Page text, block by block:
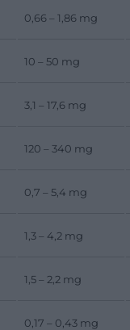
0,66 – 1,86 mg
10 – 50 mg
3,1 – 17,6 mg
120 – 340 mg
0,7 – 5,4 mg
1,3 – 4,2 mg
1,5 – 2,2 mg
0,17 – 0,43 mg